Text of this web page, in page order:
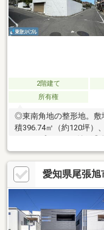
2階建て
所有権
◎東南角地の整形地。
積396.74㎡（約120坪）
居に最適！◎名鉄瀬戸
通りから1本入ったとこ
側道路よりも敷地が約３
眺望が良好で、開放感
りません。◎前面道路
ルトイン車庫。駐輪場や
愛知県尾張旭